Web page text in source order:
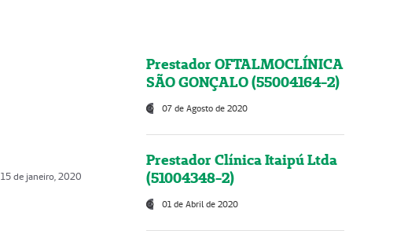
15 de janeiro, 2020
Prestador OFTALMOCLÍNICA
SÃO GONÇALO (55004164-2)
07 de Agosto de 2020
Prestador Clínica Itaipú Ltda
(51004348-2)
01 de Abril de 2020